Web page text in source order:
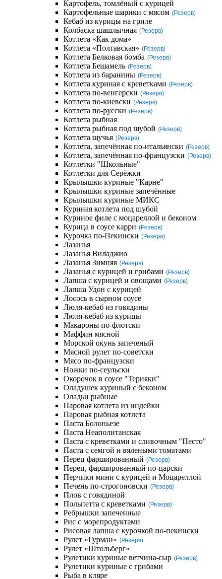
Картофель, томлёный с курицей
Картофельные шарики с мясом (Резерв)
Кебаб из курицы на гриле
Колбаска шашлычная (Резерв)
Котлета «Как дома»
Котлета «Полтавская» (Резерв)
Котлета Белковая бомба (Резерв)
Котлета Бешамель (Резерв)
Котлета из баранины (Резерв)
Котлета куриная с креветками (Резерв)
Котлета по-венгерски (Резерв)
Котлета по-киевски (Резерв)
Котлета по-русски (Резерв)
Котлета рыбная
Котлета рыбная под шубой (Резерв)
Котлета щучья (Резерв)
Котлета, запечённая по-итальянски (Резерв)
Котлета, запечённая по-французски (Резерв)
Котлетки "Школьные"
Котлетки для Серёжки
Крылышки куриные "Карне"
Крылышки куриные запечённые
Крылышки куриные МИКС
Куриная котлета под шубой
Куриное филе с моцареллой и беконом
Курица в соусе карри (Резерв)
Курочка по-Пекински (Резерв)
Лазанья
Лазанья Виладжио
Лазанья Зимняя (Резерв)
Лазанья с курицей и грибами (Резерв)
Лапша с курицей и овощами (Резерв)
Лапша Удон с курицей
Лосось в сырном соусе
Люля-кебаб из говядины
Люля-кебаб из курицы
Макароны по-флотски
Маффин мясной
Морской окунь запеченый
Мясной рулет по-советски
Мясо по-французски
Ножки по-сеульски
Окорочок в соусе "Терияки"
Оладушек куриный с беконом
Оладьи рыбные
Паровая котлета из индейки
Паровая рыбная котлета
Паста Болоньезе
Паста Неаполитанская
Паста с креветками и сливочным "Песто"
Паста с семгой и вялеными томатами
Перец фаршированный (Резерв)
Перец, фаршированный по-царски
Перчики мини с курицей и Моцареллой
Печень по-строгоновски (Резерв)
Плов с говядиной
Польпетта с креветками (Резерв)
Ребрышки запеченные
Рис с морепродуктами
Рисовая лапша с курочкой по-пекински
Рулет «Гурман» (Резерв)
Рулет «Штольберг»
Рулетики куриные ветчина-сыр (Резерв)
Рулетики куриные с грибами
Рыба в кляре